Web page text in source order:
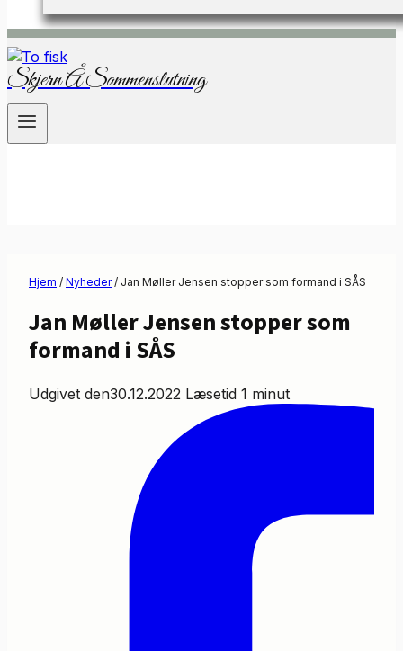
Skjern Å Sammenslutning
Hjem / Nyheder / Jan Møller Jensen stopper som formand i SÅS
Jan Møller Jensen stopper som
formand i SÅS
Udgivet den30.12.2022 Læsetid 1 minut